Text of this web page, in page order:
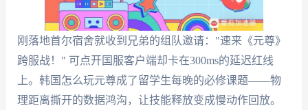
刚落地首尔宿舍就收到兄弟的组队邀请："速来《元尊》
跨服战！" 可点开国服客户端却卡在300ms的延迟红线
上。韩国怎么玩元尊成了留学生每晚的必修课题——物
理距离撕开的数据鸿沟，让技能释放变成慢动作回放。